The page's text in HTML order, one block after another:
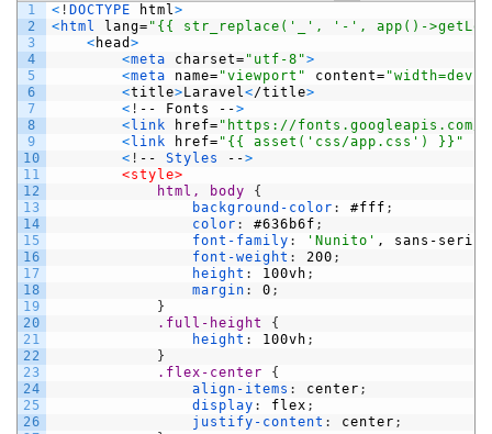
1
2
3
4
5
6
7
8
9
10
11
12
13
14
15
16
17
18
19
20
21
22
23
24
25
26
< ! DOCTYPE html >
< html lang= "{{ str_replace('_', '-', app()-
< head >
<meta charset= "utf-8">
<meta name= "viewport" content=
<title>Laravel </title>
< ! -- Fonts -->
<link href= "https://fonts.googleapis.com/
<link href= "{{ asset('css/app.css') }}"
< ! -- Styles -->
<style>
html, body {
background-color : #fff ;
color : #636b6f ;
font-family : 'Nunito' , sans-serif
font-weight : 200 ;
height : 100vh ;
margin : 0 ;
}
.full-height {
height : 100vh ;
}
.flex-center {
align-items : center ;
display : flex ;
justify-content : center ;